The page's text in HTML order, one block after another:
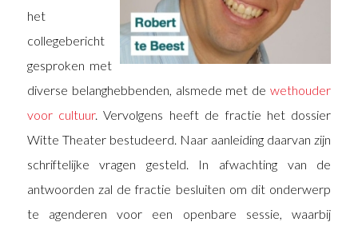
het
collegebericht
gesproken met
diverse belanghebbenden, alsmede met dewethouder
voor cultuur. Vervolgens heeft de fractie het dossier
Witte Theater bestudeerd. Naar aanleiding daarvan zijn
schriftelijke vragen gesteld. In afwachting van de
antwoorden zal de fractie besluiten om dit onderwerp
te agenderen voor een openbare sessie, waarbij